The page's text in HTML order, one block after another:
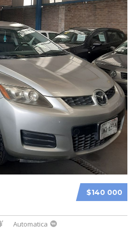
$140 000
Automatica